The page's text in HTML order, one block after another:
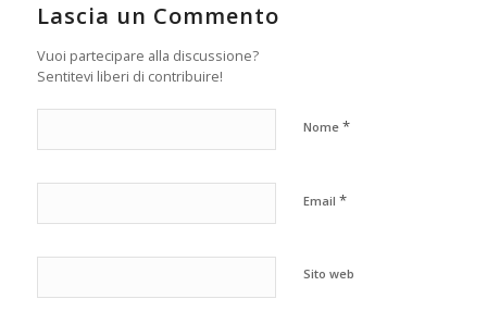
Lascia un Commento
Vuoi partecipare alla discussione?
Sentitevi liberi di contribuire!
Nome *
Email *
Sito web